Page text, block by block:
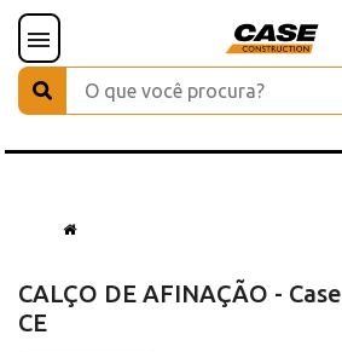
CALÇO DE AFINAÇÃO - Case
CE